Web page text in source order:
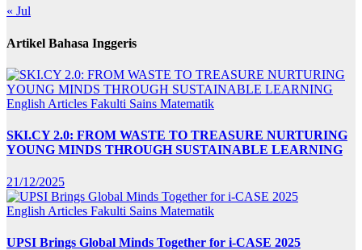
« Jul
Artikel Bahasa Inggeris
English Articles Fakulti Sains Matematik
SKI.CY 2.0: FROM WASTE TO TREASURE NURTURING
YOUNG MINDS THROUGH SUSTAINABLE LEARNING
21/12/2025
English Articles Fakulti Sains Matematik
UPSI Brings Global Minds Together for i-CASE 2025